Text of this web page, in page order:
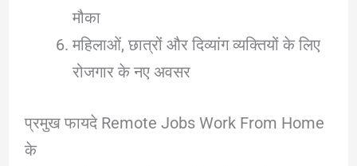
मौका
महिलाओं, छात्रों और दिव्यांग व्यक्तियों के लिए
रोजगार के नए अवसर
प्रमुख फायदे Remote Jobs Work From Home
के